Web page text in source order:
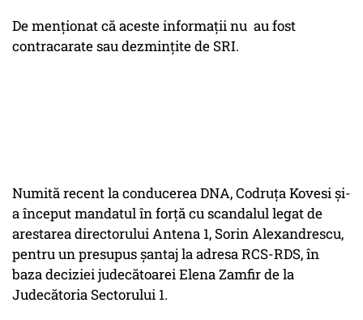
De menționat că aceste informații nu au fost
contracarate sau dezmințite de SRI.
Numită recent la conducerea DNA, Codruța Kovesi și-
a început mandatul în forță cu scandalul legat de
arestarea directorului Antena 1, Sorin Alexandrescu,
pentru un presupus șantaj la adresa RCS-RDS, în
baza deciziei judecătoarei Elena Zamfir de la
Judecătoria Sectorului 1.